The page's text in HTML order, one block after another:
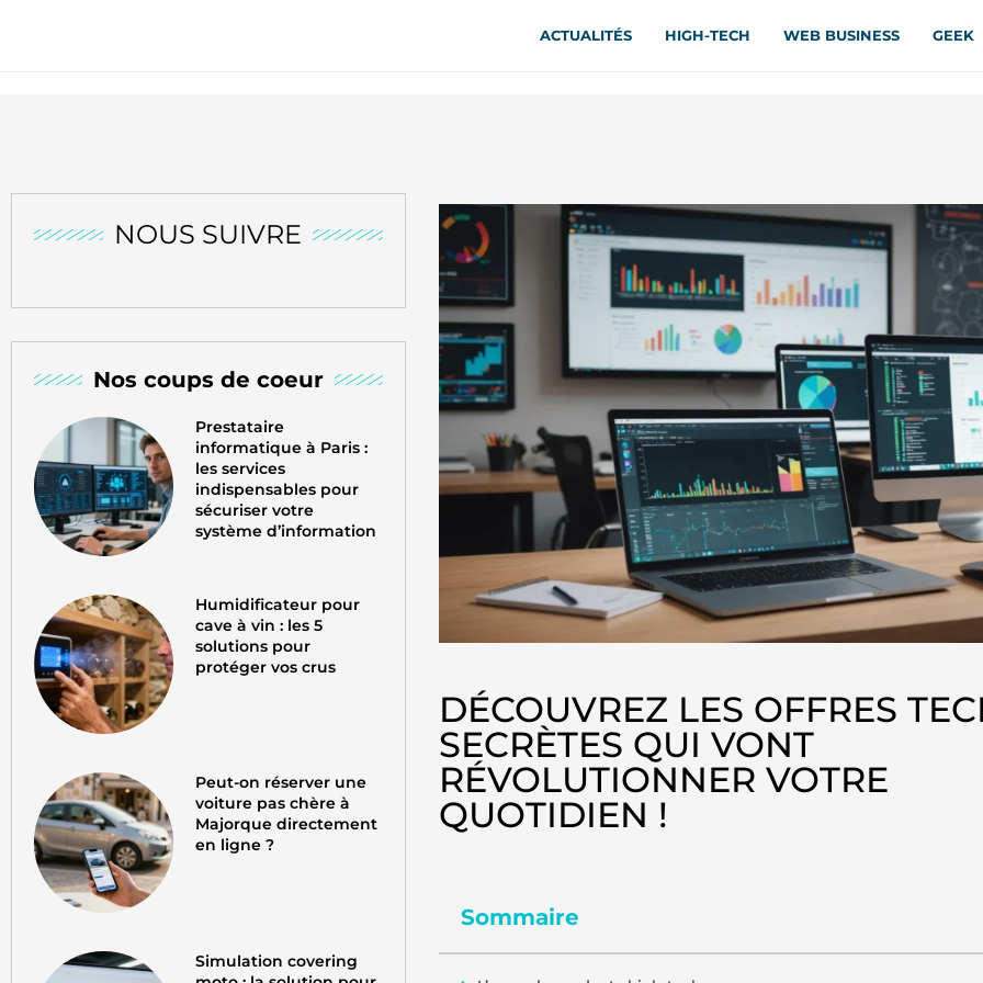
ACTUALITÉS HIGH-TECH WEB BUSINESS GEEK
NOUS SUIVRE
Nos coups de coeur
Prestataire
informatique à Paris :
les services
indispensables pour
sécuriser votre
système d’information
Humidificateur pour
cave à vin : les 5
solutions pour
protéger vos crus
Peut-on réserver une
voiture pas chère à
Majorque directement
en ligne ?
Simulation covering
DÉCOUVREZ LES OFFRES
SECRÈTES QUI VONT
RÉVOLUTIONNER VOTRE
QUOTIDIEN !
Sommaire